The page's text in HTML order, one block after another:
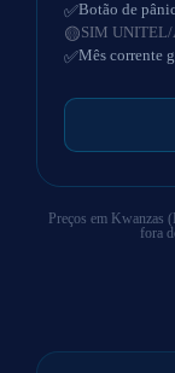
Botão de
SIM
Mês corrente
Preços em Kwanzas
fora